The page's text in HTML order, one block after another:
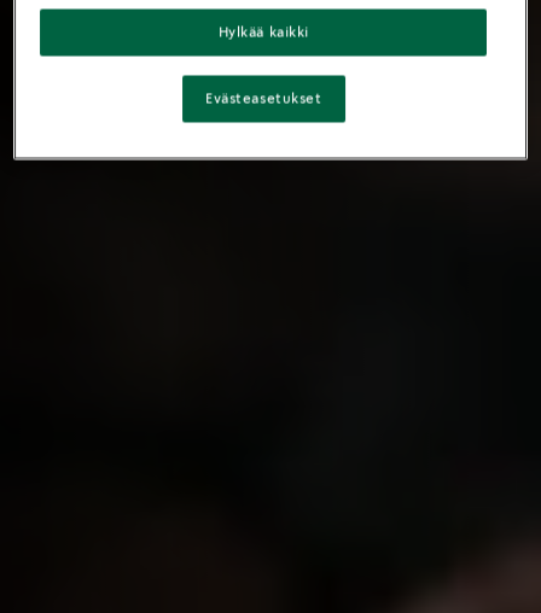
Hylkää kaikki
Evästeasetukset